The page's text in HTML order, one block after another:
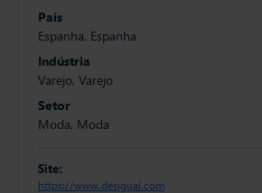
País
Espanha, Espanha
Indústria
Varejo, Varejo
Setor
Moda, Moda
Site:
https://www.desigual.com